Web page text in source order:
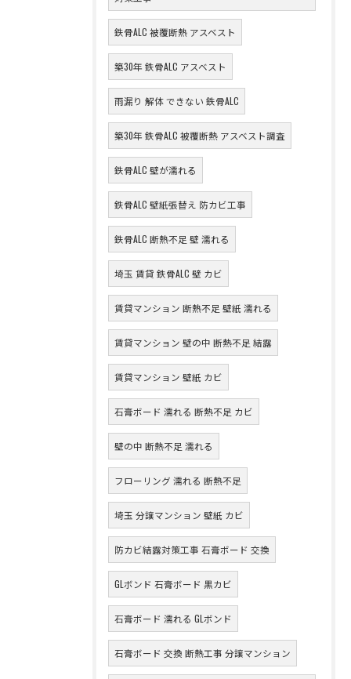
鉄骨ALC 被覆断熱 アスベスト
築30年 鉄骨ALC アスベスト
雨漏り 解体 できない 鉄骨ALC
築30年 鉄骨ALC 被覆断熱 アスベスト調査
鉄骨ALC 壁が濡れる
鉄骨ALC 壁紙張替え 防カビ工事
鉄骨ALC 断熱不足 壁 濡れる
埼玉 賃貸 鉄骨ALC 壁 カビ
賃貸マンション 断熱不足 壁紙 濡れる
賃貸マンション 壁の中 断熱不足 結露
賃貸マンション 壁紙 カビ
石膏ボード 濡れる 断熱不足 カビ
壁の中 断熱不足 濡れる
フローリング 濡れる 断熱不足
埼玉 分譲マンション 壁紙 カビ
防カビ結露対策工事 石膏ボード 交換
GLボンド 石膏ボード 黒カビ
石膏ボード 濡れる GLボンド
石膏ボード 交換 断熱工事 分譲マンション